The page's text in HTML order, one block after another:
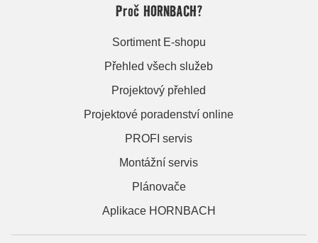
Proč HORNBACH?
Sortiment E-shopu
Přehled všech služeb
Projektový přehled
Projektové poradenství online
PROFI servis
Montážní servis
Plánovače
Aplikace HORNBACH